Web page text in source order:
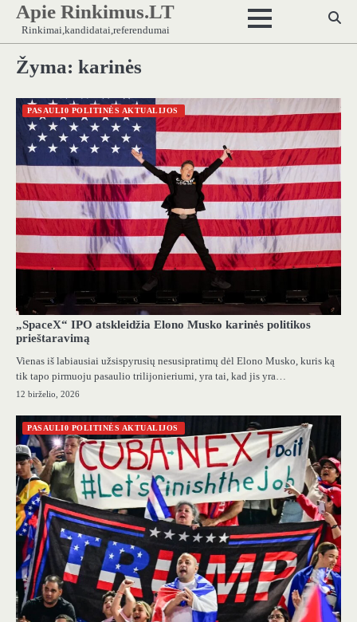
Skip
content
Apie Rinkimus.LT
Rinkimai,kandidatai,referendumai
Žyma: karinės
PASAULI0 POLITINĖS AKTUALIJOS
„SpaceX“ IPO atskleidžia Elono Musko karinės politikos
prieštaravimą
Vienas iš labiausiai užsispyrusių nesusipratimų dėl Elono Musko, kuris ką
tik tapo pirmuoju pasaulio trilijonieriumi, yra tai, kad jis yra…
12 birželio, 2026
PASAULI0 POLITINĖS AKTUALIJOS